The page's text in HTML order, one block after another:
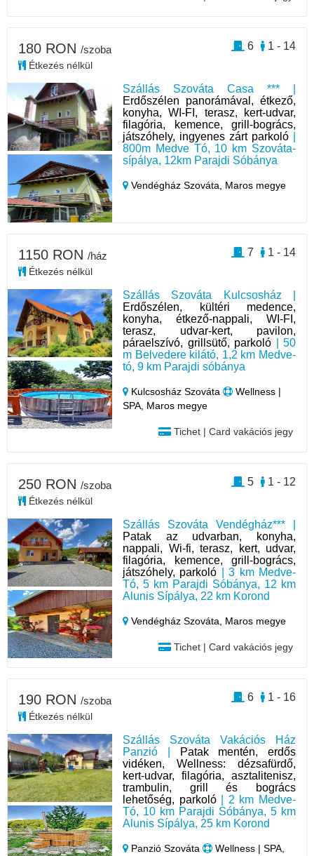
Szállás Szováta Casa *** |
Erdőszélen panorámával, étkező,
konyha, WI-FI, terasz, kert-udvar,
filagória, kemence, grill-bogrács,
játszóhely, ingyenes zárt parkoló
800m Medve Tó, 10 km Szováta-
sípálya, 12km Parajdi Sóbánya
Vendégház Szováta, Maros megye
180 RON /szoba
Étkezés nélkül
1 - 14
6
Szállás Szováta Kulcsosház |
Erdőszélen, kültéri medence,
konyha, étkező-nappali, WI-FI,
terasz, udvar-kert, pavilon,
páraelszívó, grillsütő, parkoló | 50
m Belvedere kilátó, 1,2 km Medve-
tó, 9 km Parajdi sóbánya
Kulcsosház Szováta
Wellness |
SPA, Maros megye
Tichet | Card vakációs jegy
1150 RON /ház
Étkezés nélkül
1 - 14
7
Szállás Szováta Vendégház*** |
Patak az udvarban, konyha,
nappali, Wi-fi, terasz, kert, udvar,
filagória, kemence, grill-bogrács,
játszóhely, parkoló | 3 km Medve-
Tó, 5 km Parajdi Sóbánya, 12 km
Alunis Sípálya, 22 km Korond
Vendégház Szováta, Maros megye
Tichet | Card vakációs jegy
250 RON /szoba
Étkezés nélkül
1 - 12
5
Szállás Szováta Vakációs Ház
Panzió |
Patak mentén, erdős
vidéken, Wellness: dézsafürdő,
kert-udvar, filagória, asztalitenisz,
trambulin, grill és bogrács
lehetőség, parkoló| 2 km Medve-
Tó, 10 km Parajdi Sóbánya, 5 km
Alunis Sípálya, 25 km Korond
Panzió Szováta
Wellness | SPA,
190 RON /szoba
Étkezés nélkül
1 - 16
6